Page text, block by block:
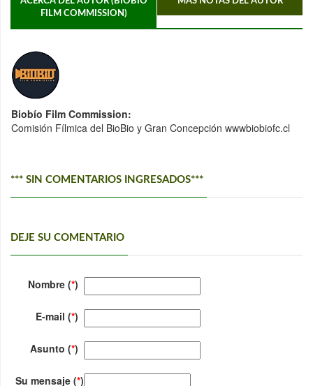
FILM COMMISSION)
Biobío Film Commission:
Comisión Fílmica del BioBio y Gran Concepción wwwbiobiofc.cl
*** SIN COMENTARIOS INGRESADOS***
DEJE SU COMENTARIO
Nombre (*)
E-mail (*)
Asunto (*)
Su mensaje (*)